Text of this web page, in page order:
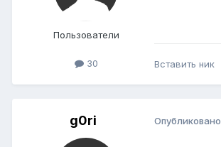
Пользователи
30 Вставить ник
g0ri Опубликовано